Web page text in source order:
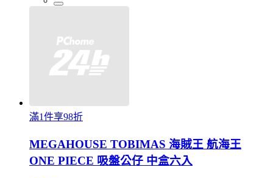
滿1件享98折
MEGAHOUSE TOBIMAS 海賊王 航海王
ONE PIECE 吸盤公仔 中盒六入